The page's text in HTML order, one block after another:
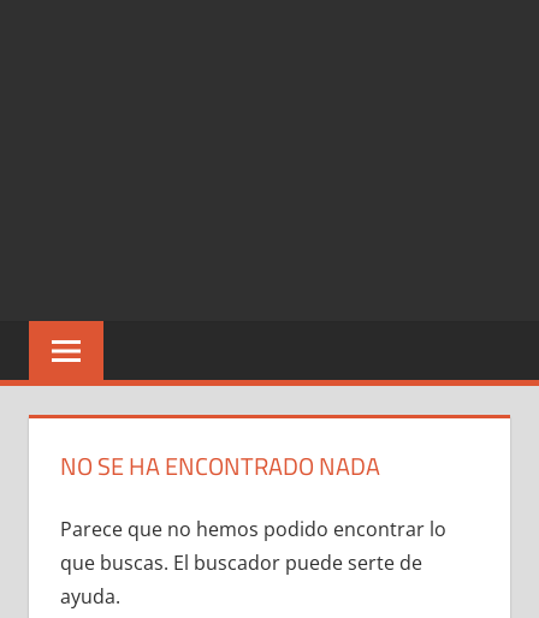
NO SE HA ENCONTRADO NADA
Parece que no hemos podido encontrar lo
que buscas. El buscador puede serte de
ayuda.